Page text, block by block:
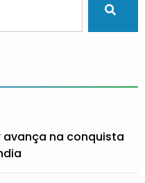
avança na conquista